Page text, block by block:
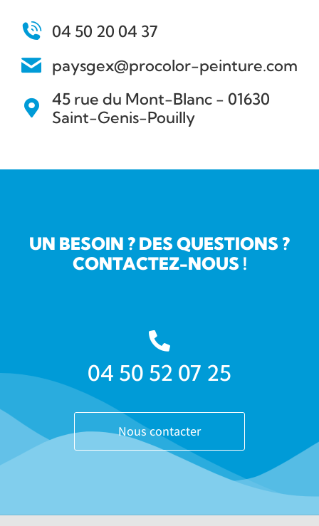
04 50 20 04 37
paysgex@procolor-peinture.com
45 rue du Mont-Blanc - 01630
Saint-Genis-Pouilly
UN BESOIN ? DES QUESTIONS ?
CONTACTEZ-NOUS !
04 50 52 07 25
Nous contacter